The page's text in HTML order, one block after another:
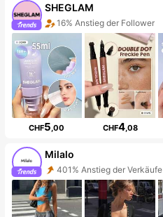
SHEGLAM
16% Anstieg der Follower
CHF5,00 CHF4,08
Milalo
401% Anstieg der Verkäufe